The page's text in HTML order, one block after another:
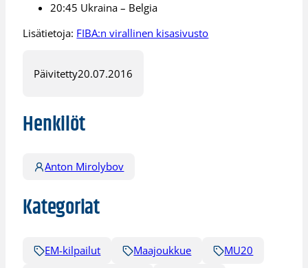
20:45 Ukraina – Belgia
Lisätietoja: FIBA:n virallinen kisasivusto
Päivitetty20.07.2016
Henkilöt
Anton Mirolybov
Kategoriat
EM-kilpailut Maajoukkue
MU20